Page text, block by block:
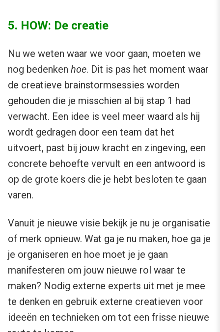
5. HOW: De creatie
Nu we weten waar we voor gaan, moeten we
nog bedenken hoe. Dit is pas het moment waar
de creatieve brainstormsessies worden
gehouden die je misschien al bij stap 1 had
verwacht. Een idee is veel meer waard als hij
wordt gedragen door een team dat het
uitvoert, past bij jouw kracht en zingeving, een
concrete behoefte vervult en een antwoord is
op de grote koers die je hebt besloten te gaan
varen.
Vanuit je nieuwe visie bekijk je nu je organisatie
of merk opnieuw. Wat ga je nu maken, hoe ga je
je organiseren en hoe moet je je gaan
manifesteren om jouw nieuwe rol waar te
maken? Nodig externe experts uit met je mee
te denken en gebruik externe creatieven voor
ideeën en technieken om tot een frisse nieuwe